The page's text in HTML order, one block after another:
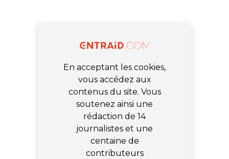
En acceptant les cookies,
vous accédez aux
contenus du site. Vous
soutenez ainsi une
rédaction de 14
journalistes et une
centaine de
contributeurs